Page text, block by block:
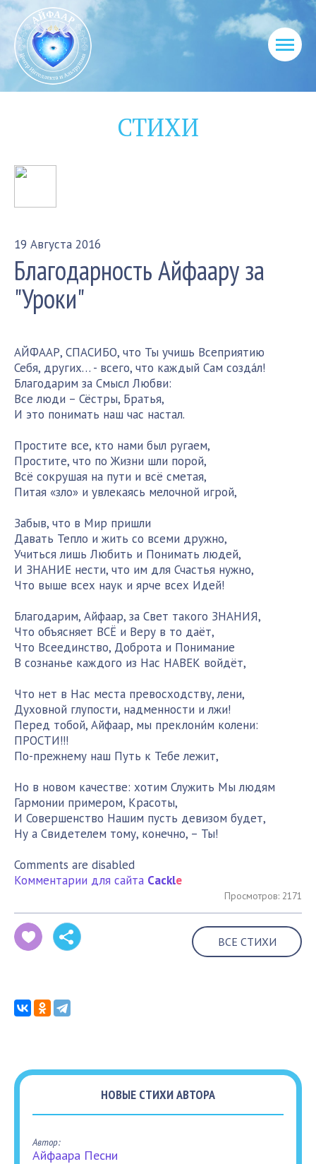
СТИХИ
19 Августа 2016
Благодарность Айфаару за
"Уроки"
АЙФААР, СПАСИБО, что Ты учишь Всеприятию
Себя, других… - всего, что каждый Сам созда́л!
Благодарим за Смысл Любви:
Все люди – Сёстры, Братья,
И это понимать наш час настал.
Простите все, кто нами был ругаем,
Простите, что по Жизни шли порой,
Всё сокрушая на пути и всё сметая,
Питая «зло» и увлекаясь мелочной игрой,
Забыв, что в Мир пришли
Давать Тепло и жить со всеми дружно,
Учиться лишь Любить и Понимать людей,
И ЗНАНИЕ нести, что им для Счастья нужно,
Что выше всех наук и ярче всех Идей!
Благодарим, Айфаар, за Свет такого ЗНАНИЯ,
Что объясняет ВСЁ и Веру в то даёт,
Что Всеединство, Доброта и Понимание
В сознанье каждого из Нас НАВЕК войдёт,
Что нет в Нас места превосходству, лени,
Духовной глупости, надменности и лжи!
Перед тобой, Айфаар, мы преклони́м колени:
ПРОСТИ!!!
По-прежнему наш Путь к Тебе лежит,
Но в новом качестве: хотим Служить Мы людям
Гармонии примером, Красоты,
И Совершенство Нашим пусть девизом будет,
Ну а Свидетелем тому, конечно, – Ты!
Comments are disabled
Комментарии для сайта Cackle
Просмотров: 2171
ВСЕ СТИХИ
НОВЫЕ СТИХИ АВТОРА
Автор:
Айфаара Песни